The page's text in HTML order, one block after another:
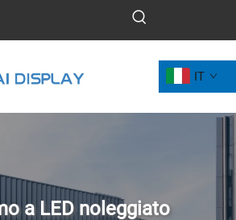
IT
a LED noleggiato